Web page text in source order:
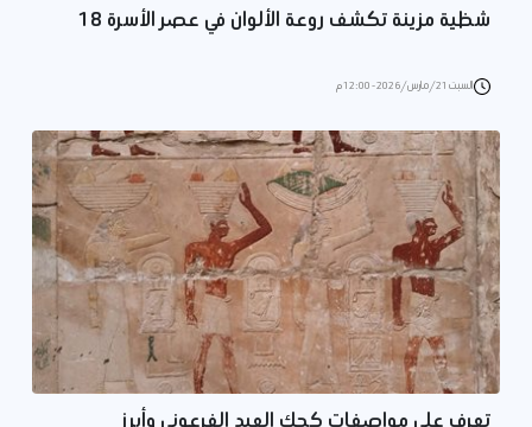
شظية مزينة تكشف روعة الألوان في عصر الأسرة 18
السبت 21/مارس/2026 - 12:00 م
تعرف علي مواصفات كحك العيد الفرعوني وأبرز